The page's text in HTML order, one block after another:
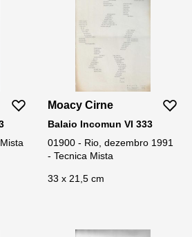
Moacy Cirne
Balaio Incomun VI 333
01900 - Rio, dezembro 1991
- Tecnica Mista
33 x 21,5 cm